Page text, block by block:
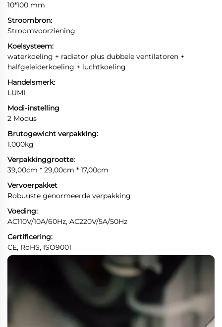
10*100 mm
Stroombron:
Stroomvoorziening
Koelsysteem:
waterkoeling + radiator plus dubbele ventilatoren +
halfgeleiderkoeling + luchtkoeling
Handelsmerk:
LUMI
Modi-instelling
2 Modus
Brutogewicht verpakking:
1.000kg
Verpakkinggrootte:
39,00cm * 29,00cm * 17,00cm
Vervoerpakket
Robuuste genormeerde verpakking
Voeding:
AC110V/10A/60Hz, AC220V/5A/50Hz
Certificering:
CE, RoHS, ISO9001